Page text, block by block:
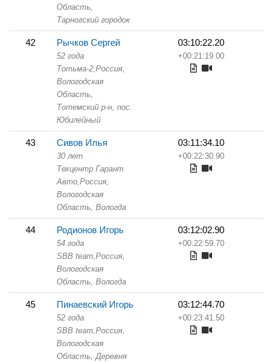
Область,
Тарногский городок
42 Рычков Сергей
52 года
Тотьма-2,Россия,
Вологодская
Область,
Тотемский р-н, пос.
Юбилейный
03:10:22.20
+00:21:19.00
43 Сивов Илья
30 лет
Техцентр Гарант
Авто,Россия,
Вологодская
Область, Вологда
03:11:34.10
+00:22:30.90
44 Родионов Игорь
54 года
SBB team,Россия,
Вологодская
Область, Вологда
03:12:02.90
+00:22:59.70
45 Пинаевский Игорь
52 года
SBB team,Россия,
Вологодская
Область, Деревня
03:12:44.70
+00:23:41.50